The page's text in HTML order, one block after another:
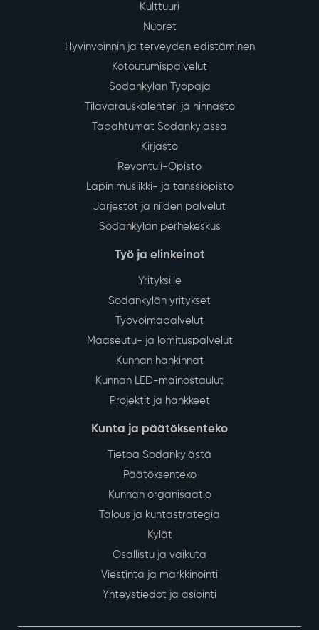
Kulttuuri
Nuoret
Hyvinvoinnin ja terveyden edistäminen
Kotoutumispalvelut
Sodankylän Työpaja
Tilavarauskalenteri ja hinnasto
Tapahtumat Sodankylässä
Kirjasto
Revontuli-Opisto
Lapin musiikki- ja tanssiopisto
Järjestöt ja niiden palvelut
Sodankylän perhekeskus
Työ ja elinkeinot
Yrityksille
Sodankylän yritykset
Työvoimapalvelut
Maaseutu- ja lomituspalvelut
Kunnan hankinnat
Kunnan LED-mainostaulut
Projektit ja hankkeet
Kunta ja päätöksenteko
Tietoa Sodankylästä
Päätöksenteko
Kunnan organisaatio
Talous ja kuntastrategia
Kylät
Osallistu ja vaikuta
Viestintä ja markkinointi
Yhteystiedot ja asiointi